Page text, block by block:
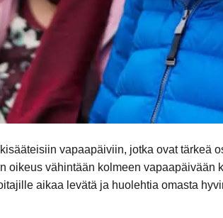
vapaapäiviin, jotka ovat tärkeä
oikeus vähintään kolmeen vapaapäivään
aikaa levätä ja huolehtia omasta